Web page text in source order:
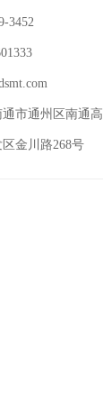
3452
市通州区南通高
金川路268号